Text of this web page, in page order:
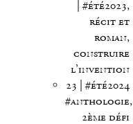
| #été2023,
récit et
roman,
construire
l’invention
23 | #été2024
#anthologie,
2ème défi